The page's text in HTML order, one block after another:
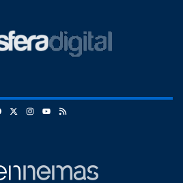
FacebookInstagram